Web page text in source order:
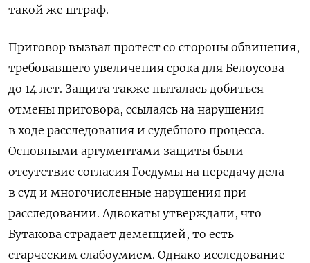
такой же штраф.
Приговор вызвал протест со стороны обвинения,
требовавшего увеличения срока для Белоусова
до 14 лет. Защита также пыталась добиться
отмены приговора, ссылаясь на нарушения
в ходе расследования и судебного процесса.
Основными аргументами защиты были
отсутствие согласия Госдумы на передачу дела
в суд и многочисленные нарушения при
расследовании. Адвокаты утверждали, что
Бутакова страдает деменцией, то есть
старческим слабоумием. Однако исследование